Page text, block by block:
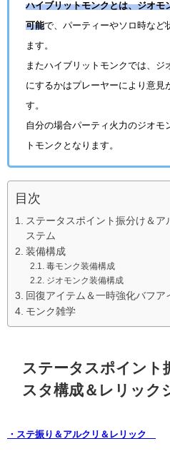
ハイブリットモンクとは、ジオモ
可能で、パーティーやソロ時など
ます。
またハイブリットモンクでは、ジ
にするかはプレーヤーにより意見
す。
自分の場合パーティ火力のジオモ
トモンクとなります。
目次
ステータスポイント振分け＆
ステム
装備構成
毒モンク装備構成
ジオモンク装備構成
回復アイテム＆一時強化バフア
モンク雑学
ステータスポイント
スタ構成＆レリック
・ステ振り＆アルクリ＆レリック